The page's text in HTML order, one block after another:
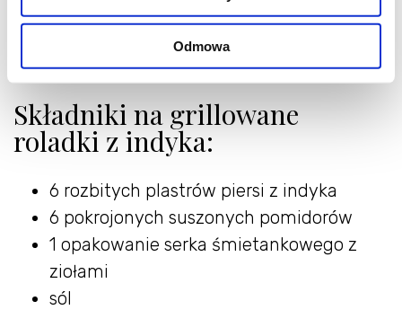
Odmowa
Składniki na grillowane
roladki z indyka:
6 rozbitych plastrów piersi z indyka
6 pokrojonych suszonych pomidorów
1 opakowanie serka śmietankowego z
ziołami
sól